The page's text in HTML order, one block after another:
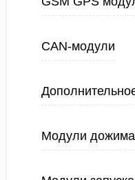
CAN-модули
Модули дожима